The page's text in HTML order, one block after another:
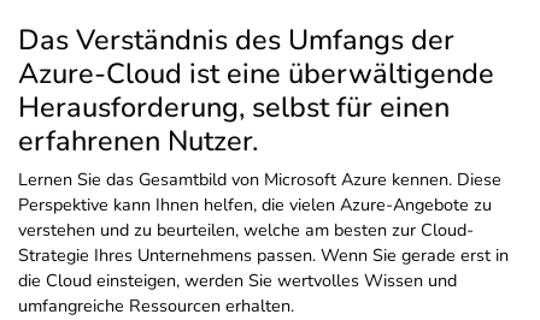
Das Verständnis des Umfangs der
Azure-Cloud ist eine überwältigende
Herausforderung, selbst für einen
erfahrenen Nutzer.
Lernen Sie das Gesamtbild von Microsoft Azure kennen. Diese
Perspektive kann Ihnen helfen, die vielen Azure-Angebote zu
verstehen und zu beurteilen, welche am besten zur Cloud-
Strategie Ihres Unternehmens passen. Wenn Sie gerade erst in
die Cloud einsteigen, werden Sie wertvolles Wissen und
umfangreiche Ressourcen erhalten.